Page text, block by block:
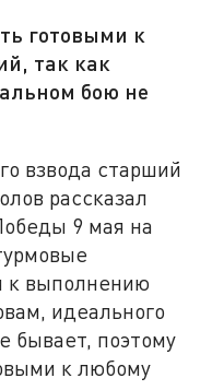
готовыми к
так как
бою не
взвода старший
рассказал
9 мая на
к выполнению
идеального
бывает, поэтому
к любому